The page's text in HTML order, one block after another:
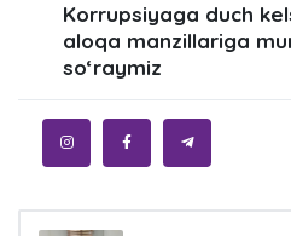
Korrupsiyaga duch
aloqa manzillariga
so‘raymiz